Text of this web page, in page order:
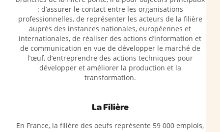
: d’assurer le contact entre les organisations
professionnelles, de représenter les acteurs de la filière
auprès des instances nationales, européennes et
internationales, de réaliser des actions d’information et
de communication en vue de développer le marché de
l’œuf, d’entreprendre des actions techniques pour
développer et améliorer la production et la
transformation.
La Filière
En France, la filière des oeufs représente 59 000 emplois,